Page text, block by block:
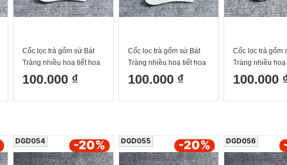
Cốc lọc trà gốm sứ Bát
Tràng nhiều hoạ tiết hoa
cúc 300ml
100.000 ₫
Cốc lọc trà gốm sứ Bát
Tràng nhiều hoạ tiết hoa
sen 300ml
100.000 ₫
Cốc lọc trà gốm
Tràng nhiều hoạ
300ml
100.000
DGD054 -20% DGD055 -20% DGD056